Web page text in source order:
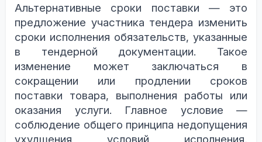
Альтернативные сроки поставки — это
предложение участника тендера изменить
сроки исполнения обязательств, указанные
в тендерной документации. Такое
изменение может заключаться в
сокращении или продлении сроков
поставки товара, выполнения работы или
оказания услуги. Главное условие —
соблюдение общего принципа недопущения